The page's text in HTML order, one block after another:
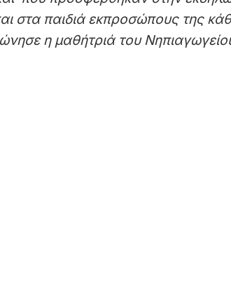
στα παιδιά εκπροσώπους της
η μαθήτριά του